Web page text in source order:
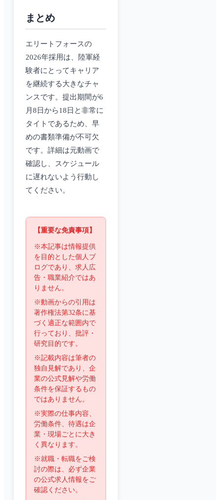
まとめ
エリートフォースの
2026年採用は、陸軍経
験者にとってキャリア
を継続する大きなチャ
ンスです。提出期間が6
月8日から18日と非常に
タイトであるため、早
めの書類準備が不可欠
です。詳細は元動画で
確認し、スケジュール
に遅れないよう行動し
てください。
【重要な免責事項】
※本記事は情報提供
を目的とした個人ブ
ログであり、求人広
告・職業紹介ではあ
りません。
※動画からの引用は
著作権法第32条に基
づく適正な範囲内で
行っており、批評・
研究目的です。
※記載内容は筆者の
独自見解であり、企
業の公式見解や労働
条件を保証するもの
ではありません。
※実際の仕事内容、
労働条件、待遇は企
業・現場ごとに大き
く異なります。
※就職・転職をご検
討の際は、必ず企業
の公式求人情報をご
確認ください。